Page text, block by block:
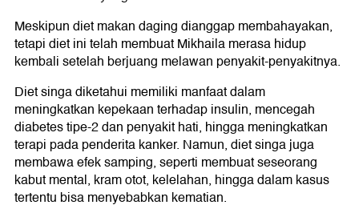
Meskipun diet makan daging dianggap membahayakan,
tetapi diet ini telah membuat Mikhaila merasa hidup
kembali setelah berjuang melawan penyakit-penyakitnya.
Diet singa diketahui memiliki manfaat dalam
meningkatkan kepekaan terhadap insulin, mencegah
diabetes tipe-2 dan penyakit hati, hingga meningkatkan
terapi pada penderita kanker. Namun, diet singa juga
membawa efek samping, seperti membuat seseorang
kabut mental, kram otot, kelelahan, hingga dalam kasus
tertentu bisa menyebabkan kematian.